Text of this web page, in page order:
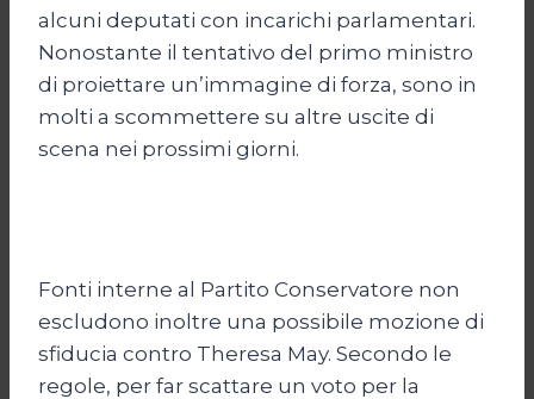
alcuni deputati con incarichi parlamentari.
Nonostante il tentativo del primo ministro
di proiettare un’immagine di forza, sono in
molti a scommettere su altre uscite di
scena nei prossimi giorni.
Fonti interne al Partito Conservatore non
escludono inoltre una possibile mozione di
sfiducia contro Theresa May. Secondo le
regole, per far scattare un voto per la